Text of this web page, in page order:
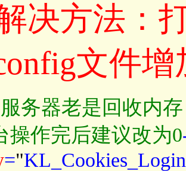
决方法：
文件增
务器老是回收内
操作完后建议改为0
="KL_Cookies_Login